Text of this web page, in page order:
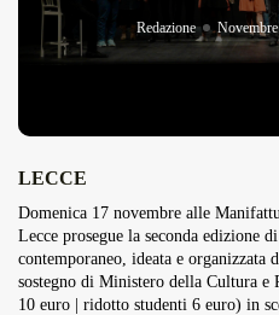
Luglio 17, 2026 13
Redazione
LECCE
Domenica 17 novembre alle
Lecce prosegue la seconda edizione
contemporaneo, ideata e
sostegno di Ministero della Cultura e
10 euro | ridotto studenti 6 euro) in